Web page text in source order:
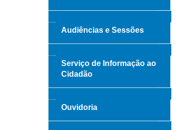
Audiências e Sessões
Serviço de Informação ao
Cidadão
Ouvidoria